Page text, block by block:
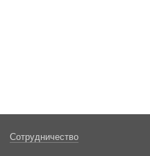
Сотрудничество